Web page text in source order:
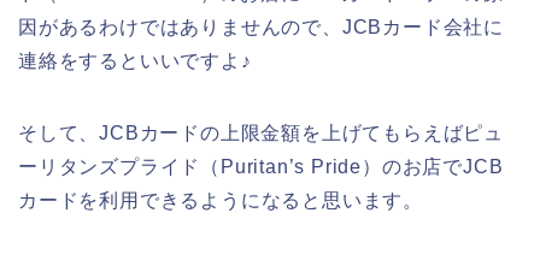
因があるわけではありませんので、JCBカード会社に
連絡をするといいですよ♪
そして、JCBカードの上限金額を上げてもらえばピュ
ーリタンズプライド（Puritan’s Pride）のお店でJCB
カードを利用できるようになると思います。